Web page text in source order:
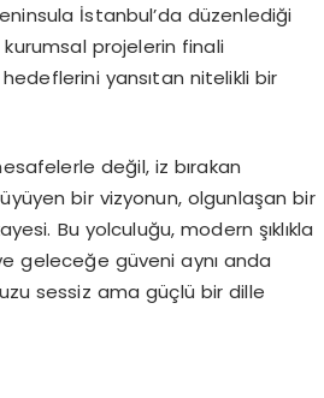
İstanbul’da düzenlediği
projelerin finali
yansıtan nitelikli bir
değil, iz bırakan
bir vizyonun, olgunlaşan bir
Bu yolculuğu, modern şıklıkla
geleceğe güveni aynı anda
sessiz ama güçlü bir dille